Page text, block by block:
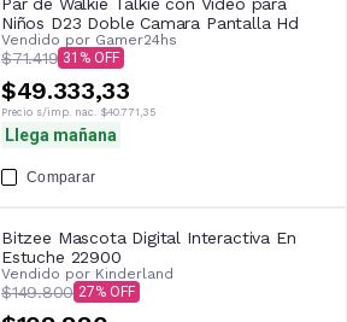
Par de Walkie Talkie con Video para
Niños D23 Doble Camara Pantalla Hd
Vendido por Gamer24hs
$71.419 31
$49.333,33
Precio s/imp. nac. $40.771,35
Llega mañana
Comparar
Bitzee Mascota Digital Interactiva En
Estuche 22900
Vendido por Kinderland
$149.800 27